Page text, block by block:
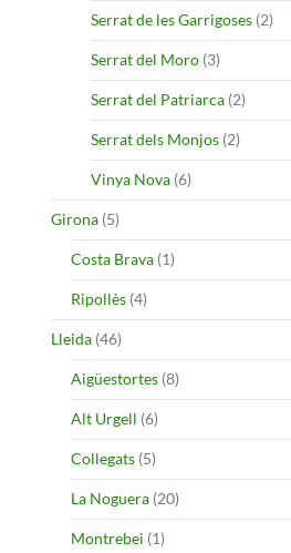
Serrat de les Garrigoses (2)
Serrat del Moro (3)
Serrat del Patriarca (2)
Serrat dels Monjos (2)
Vinya Nova (6)
Girona (5)
Costa Brava (1)
Ripollès (4)
Lleida (46)
Aigüestortes (8)
Alt Urgell (6)
Collegats (5)
La Noguera (20)
Montrebei (1)